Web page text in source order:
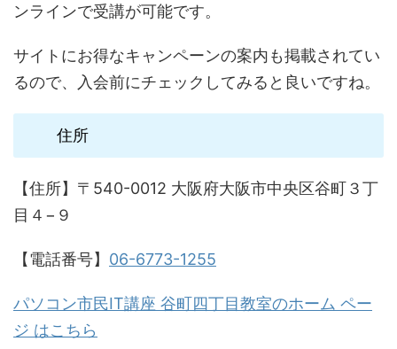
ンラインで受講が可能です。
サイトにお得なキャンペーンの案内も掲載されてい
るので、入会前にチェックしてみると良いですね。
住所
【住所】〒540-0012 大阪府大阪市中央区谷町３丁
目４−９
【電話番号】 06-6773-1255
パソコン市民IT講座 谷町四丁目教室のホーム ペー
ジ はこちら